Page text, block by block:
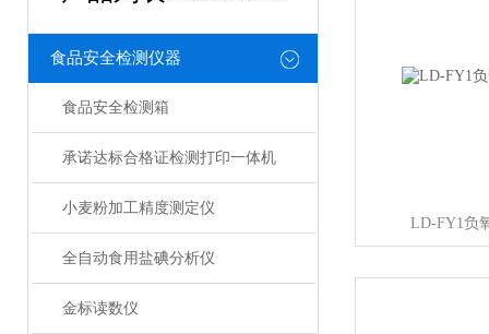
食品安全检测仪器
食品安全检测箱
承诺达标合格证检测打印一体机
小麦粉加工精度测定仪
全自动食用盐碘分析仪
金标读数仪
LD-FY1负